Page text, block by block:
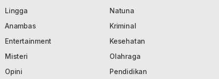
Lingga
Natuna
Anambas
Kriminal
Entertainment
Kesehatan
Misteri
Olahraga
Opini
Pendidikan